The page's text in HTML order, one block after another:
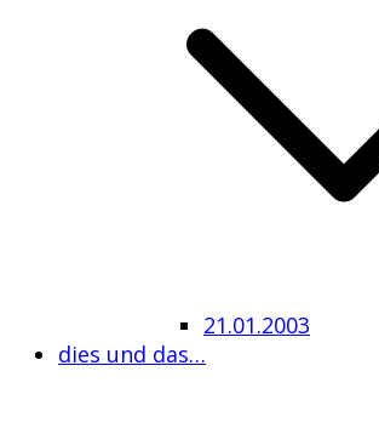
21.01.2003
dies und das…